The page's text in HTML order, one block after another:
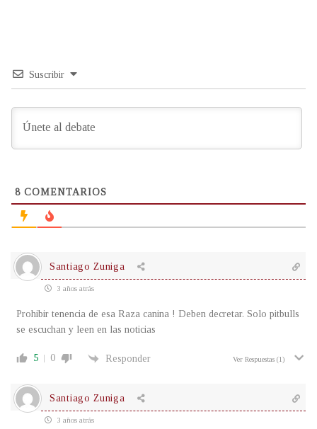
Suscribir
8 COMENTARIOS
Santiago Zuniga
3 años atrás
Prohibir tenencia de esa Raza canina ! Deben decretar. Solo pitbulls
se escuchan y leen en las noticias
5 0 Responder Ver Respuestas (1)
Santiago Zuniga
3 años atrás